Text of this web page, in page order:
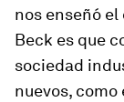
nos enseñó
Beck es que
sociedad
nuevos,